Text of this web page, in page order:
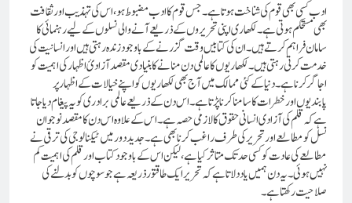
ادب کسی بھی قوم کی شناخت ہوتا ہے۔ جس قوم کا ادب مضبوط ہو، اس کی تہذیب اور ثقافت
بھی مستحکم ہوتی ہے۔ لکھاری اپنی تحریروں کے ذریعے آنے والی نسلوں کے لیے رہنمائی کا
سامان فراہم کرتے ہیں۔ ان کی کتابیں وقت گزرنے کے باوجود زندہ رہتی ہیں اور انسانیت کی
خدمت کرتی رہتی ہیں۔لکھاریوں کا عالمی دن منانے کا بنیادی مقصد آزادیٔ اظہار کی اہمیت کو
اجاگر کرنا ہے۔ دنیا کے کئی ممالک میں آج بھی لکھاریوں کو اپنے خیالات کے اظہار پر
پابندیوں اور خطرات کا سامنا کرنا پڑتا ہے۔ اس دن کے ذریعے عالمی برادری کو یہ پیغام دیا جاتا
ہے کہ قلم کی آزادی انسانی حقوق کا لازمی حصہ ہے۔اس کے علاوہ اس دن کا مقصد نوجوان
نسل کو مطالعے اور تحریر کی طرف راغب کرنا بھی ہے۔ جدید دور میں ٹیکنالوجی کی ترقی نے
مطالعے کی عادت کو کسی حد تک متاثر کیا ہے، لیکن اس کے باوجود کتاب اور قلم کی اہمیت کم
نہیں ہوئی۔ یہ دن ہمیں یاد دلاتا ہے کہ تحریر ایک طاقتور ذریعہ ہے جو سوچوں کو بدلنے کی
صلاحیت رکھتا ہے۔